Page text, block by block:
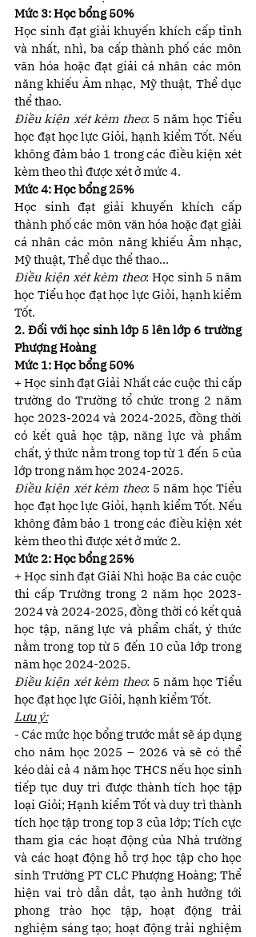
Mức 3: Học bổng 50%
Học sinh đạt giải khuyến khích cấp tỉnh
và nhất, nhì, ba cấp thành phố các môn
văn hóa hoặc đạt giải cá nhân các môn
năng khiếu Âm nhạc, Mỹ thuật, Thể dục
thể thao.
Điều kiện xét kèm theo: 5 năm học Tiểu
học đạt học lực Giỏi, hạnh kiểm Tốt. Nếu
không đảm bảo 1 trong các điều kiện xét
kèm theo thì được xét ở mức 4.
Mức 4: Học bổng 25%
Học sinh đạt giải khuyến khích cấp
thành phố các môn văn hóa hoặc đạt giải
cá nhân các môn năng khiếu Âm nhạc,
Mỹ thuật, Thể dục thể thao…
Điều kiện xét kèm theo: Học sinh 5 năm
học Tiểu học đạt học lực Giỏi, hạnh kiểm
Tốt.
2. Đối với học sinh lớp 5 lên lớp 6 trường
Phượng Hoàng
Mức 1: Học bổng 50%
+ Học sinh đạt Giải Nhất các cuộc thi cấp
trường do Trường tổ chức trong 2 năm
học 2023-2024 và 2024-2025, đồng thời
có kết quả học tập, năng lực và phẩm
chất, ý thức nằm trong top từ 1 đến 5 của
lớp trong năm học 2024-2025.
Điều kiện xét kèm theo: 5 năm học Tiểu
học đạt học lực Giỏi, hạnh kiểm Tốt. Nếu
không đảm bảo 1 trong các điều kiện xét
kèm theo thì được xét ở mức 2.
Mức 2: Học bổng 25%
+ Học sinh đạt Giải Nhì hoặc Ba các cuộc
thi cấp Trường trong 2 năm học 2023-
2024 và 2024-2025, đồng thời có kết quả
học tập, năng lực và phẩm chất, ý thức
nằm trong top từ 5 đến 10 của lớp trong
năm học 2024-2025.
Điều kiện xét kèm theo: 5 năm học Tiểu
học đạt học lực Giỏi, hạnh kiểm Tốt.
Lưu ý:
- Các mức học bổng trước mắt sẽ áp dụng
cho năm học 2025 – 2026 và sẽ có thể
kéo dài cả 4 năm học THCS nếu học sinh
tiếp tục duy trì được thành tích học tập
loại Giỏi; Hạnh kiểm Tốt và duy trì thành
tích học tập trong top 3 của lớp; Tích cực
tham gia các hoạt động của Nhà trường
và các hoạt động hỗ trợ học tập cho học
sinh Trường PT CLC Phượng Hoàng; Thể
hiện vai trò dẫn dắt, tạo ảnh hưởng tới
phong trào học tập, hoạt động trải
nghiệm sáng tạo; hoạt động trải nghiệm